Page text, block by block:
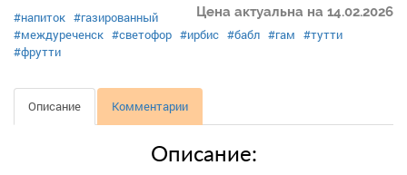
Цена актуальна на 14.02.2026
#напиток #газированный
#междуреченск #светофор #ирбис #бабл #гам #тутти
#фрутти
Описание Комментарии
Описание: